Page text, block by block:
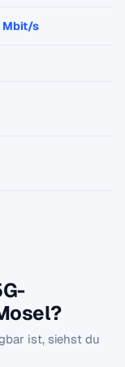
Mbit/s
ist, siehst du